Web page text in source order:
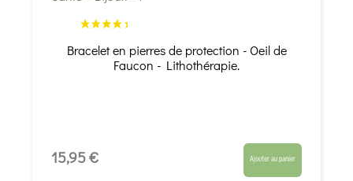
Bracelet en pierres de protection - Oeil de
Faucon - Lithothérapie.
15,95 € Ajouter au panier